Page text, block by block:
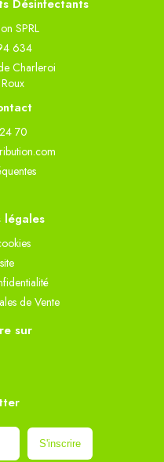
Désinfectants
SPRL
634
Charleroi
70
légales
de Vente
sur